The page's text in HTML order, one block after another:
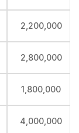
2,200,000
2,800,000
1,800,000
4,000,000